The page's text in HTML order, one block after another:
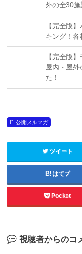
外の全30施
【完全版
キング！各
【完全版
屋内・屋外
た！
公開メルマガ
ツイート
はてブ
Pocket
視聴者からのコ